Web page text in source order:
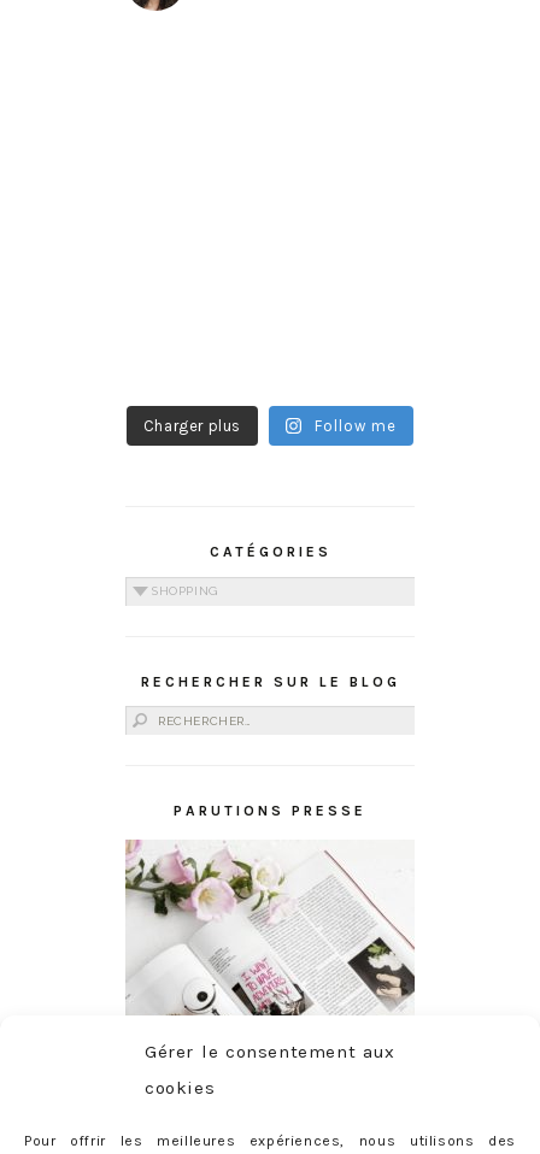
Gérer le consentement aux
cookies
Pour offrir les meilleures expériences, nous utilisons des
Charger plus Follow me
CATÉGORIES
Catégories
RECHERCHER SUR LE BLOG
Rechercher :
PARUTIONS PRESSE